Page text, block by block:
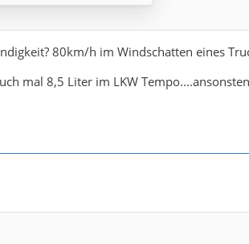
80km/h im Windschatten eines
mal 8,5 Liter im LKW